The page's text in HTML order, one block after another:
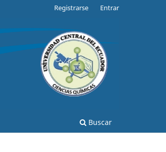
Buscar
Registrarse Entrar